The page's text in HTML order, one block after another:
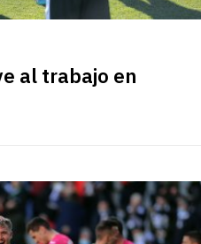
al trabajo en